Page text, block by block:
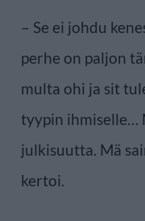
– Se ei johdu
perhe on paljon
multa ohi ja sit
tyypin ihmiselle…
julkisuutta. Mä
kertoi.